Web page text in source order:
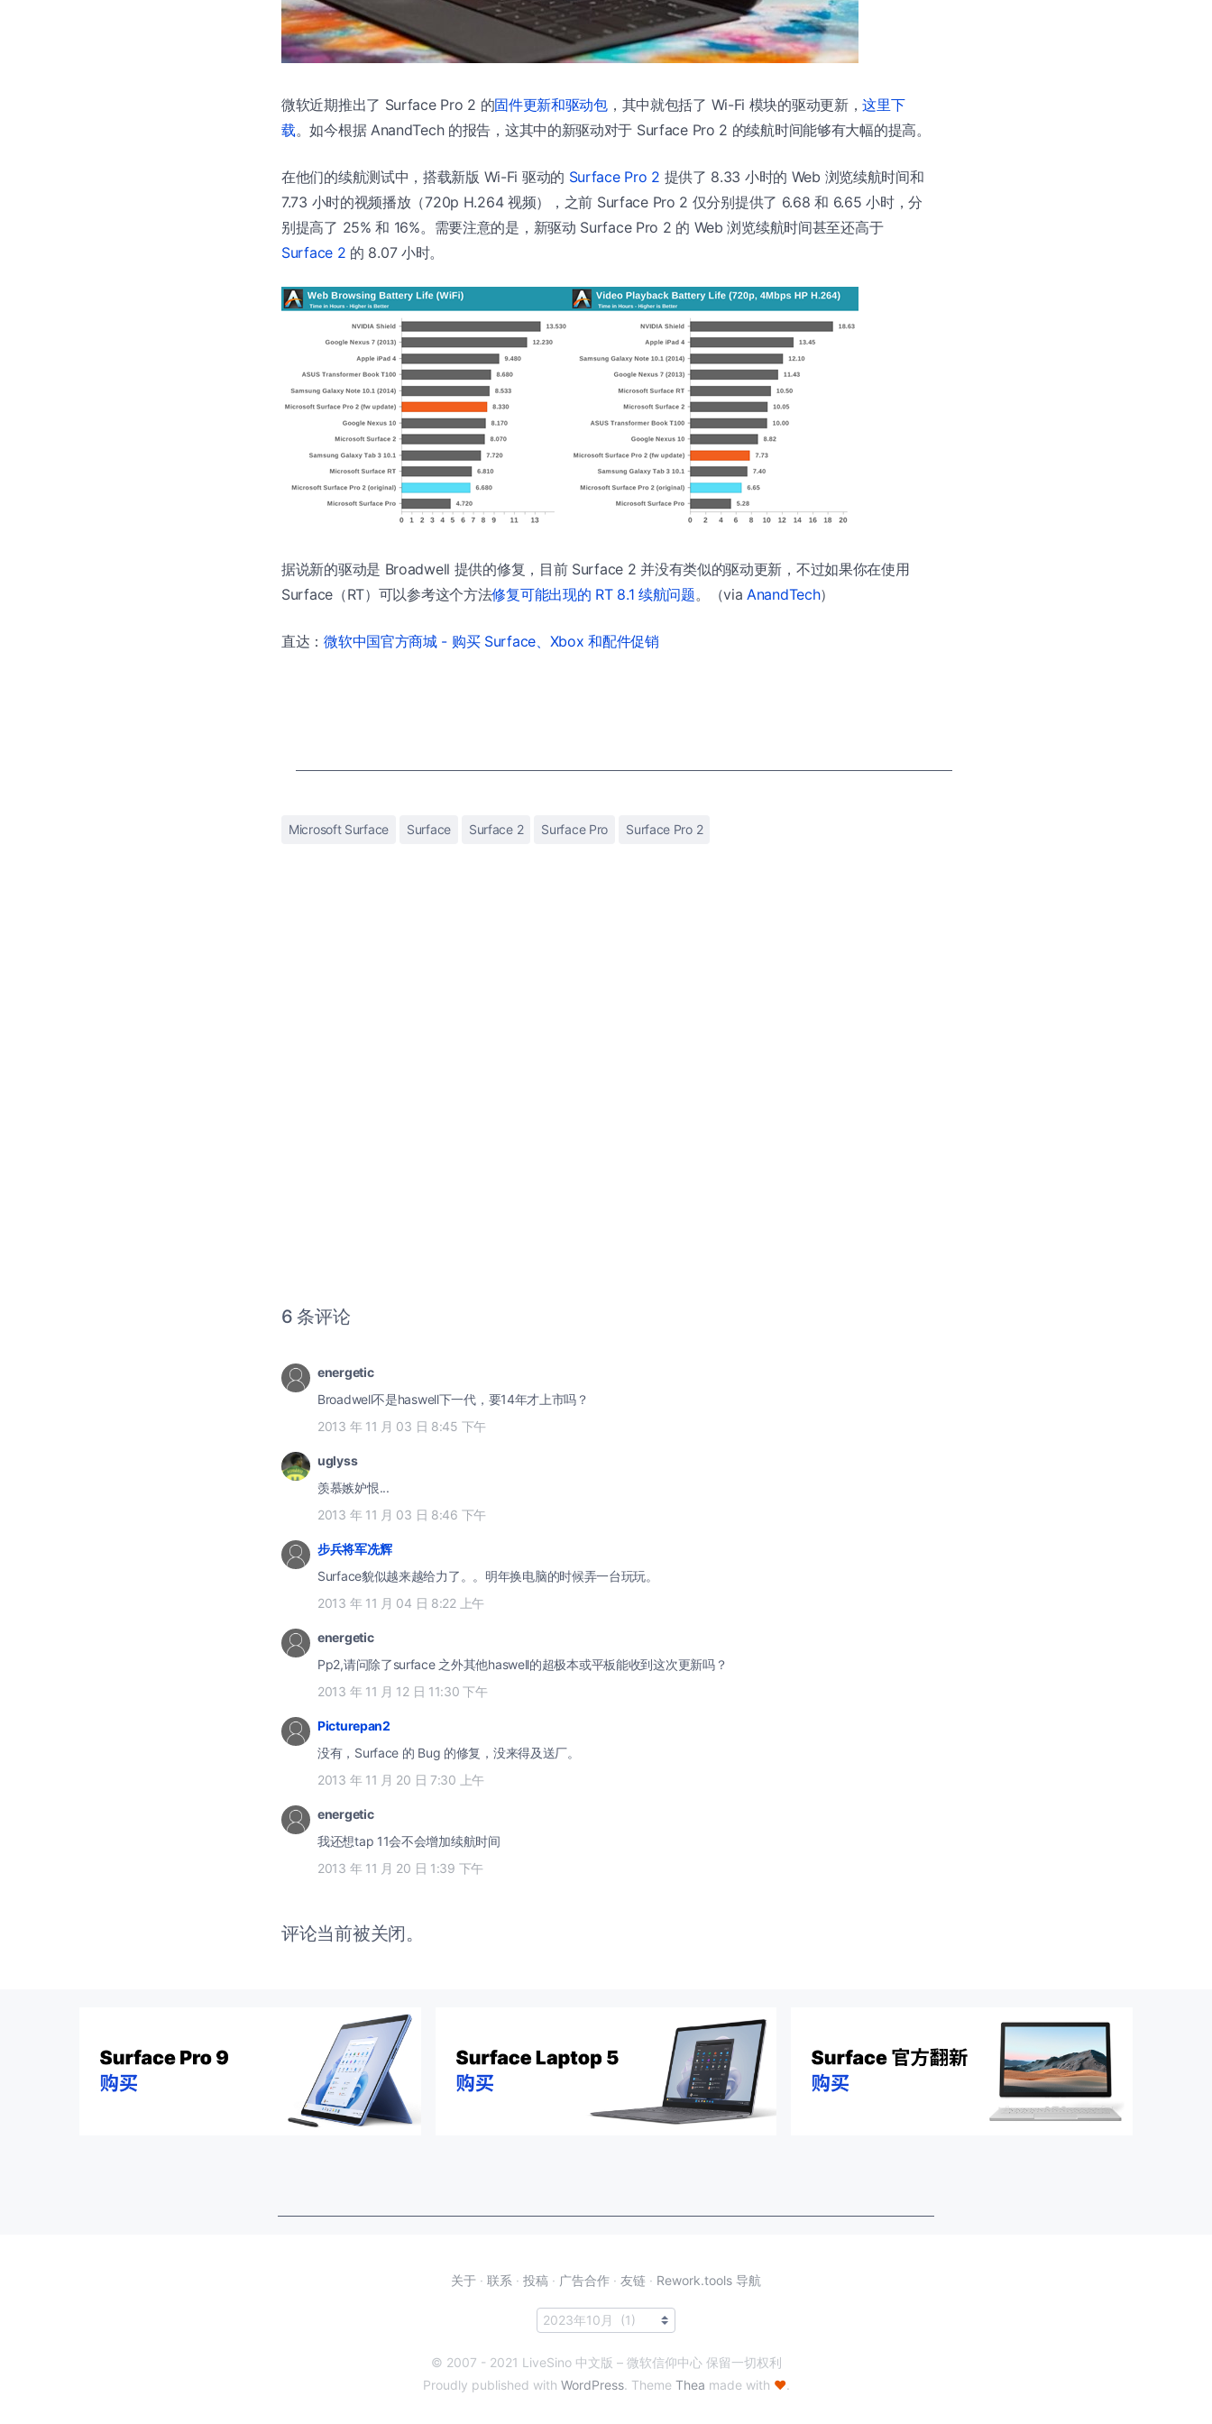
微软近期推出了 Surface Pro 2 的固件更新和驱动包，其中就包括了 Wi-Fi 模块的驱动更新，这里下
载。如今根据 AnandTech 的报告，这其中的新驱动对于 Surface Pro 2 的续航时间能够有大幅的提高。
在他们的续航测试中，搭载新版 Wi-Fi 驱动的 Surface Pro 2 提供了 8.33 小时的 Web 浏览续航时间和
7.73 小时的视频播放（720p H.264 视频），之前 Surface Pro 2 仅分别提供了 6.68 和 6.65 小时，分
别提高了 25% 和 16%。需要注意的是，新驱动 Surface Pro 2 的 Web 浏览续航时间甚至还高于
Surface 2 的 8.07 小时。
据说新的驱动是 Broadwell 提供的修复，目前 Surface 2 并没有类似的驱动更新，不过如果你在使用
Surface（RT）可以参考这个方法修复可能出现的 RT 8.1 续航问题。（via AnandTech）
直达：微软中国官方商城 - 购买 Surface、Xbox 和配件促销
Microsoft Surface Surface Surface 2 Surface Pro Surface Pro 2
6 条评论
energetic
Broadwell不是haswell下一代，要14年才上市吗？
2013 年 11 月 03 日 8:45 下午
uglyss
羡慕嫉妒恨...
2013 年 11 月 03 日 8:46 下午
步兵将军冼辉
Surface貌似越来越给力了。。明年换电脑的时候弄一台玩玩。
2013 年 11 月 04 日 8:22 上午
energetic
Pp2,请问除了surface 之外其他haswell的超极本或平板能收到这次更新吗？
2013 年 11 月 12 日 11:30 下午
Picturepan2
没有，Surface 的 Bug 的修复，没来得及送厂。
2013 年 11 月 20 日 7:30 上午
energetic
我还想tap 11会不会增加续航时间
2013 年 11 月 20 日 1:39 下午
评论当前被关闭。
关于 · 联系 · 投稿 · 广告合作 · 友链 · Rework.tools 导航
© 2007 - 2021 LiveSino 中文版 – 微软信仰中心 保留一切权利
Proudly published with WordPress. Theme Thea made with ♥.